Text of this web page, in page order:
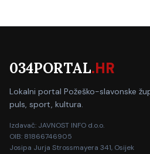
034PORTAL.HR
Lokalni portal Požeško-slavonske
puls, sport, kultura.
Izdavač: JAVNOST INFO d.o.o.
OIB: 81866746905
Josipa Jurja Strossmayera 341, Osijek